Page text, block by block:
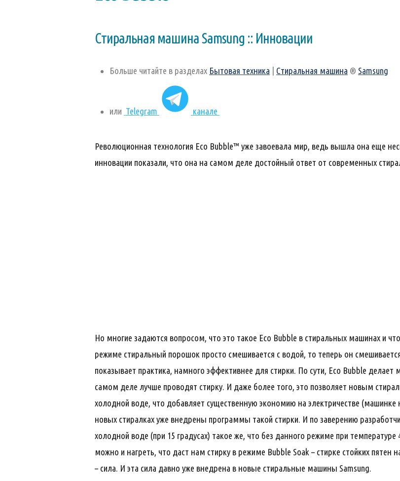
Стиральная машина Samsung :: Инновации
Больше читайте в разделах Бытовая техника Стиральная машина ® Samsung
или Telegram канале
Революционная технология Eco Bubble™ уже завоевала мир, ведь вышла она еще
инновации показали, что она на самом деле достойный ответ от современных
Но многие задаются вопросом, что это такое Eco Bubble в стиральных машинах и
режиме стиральный порошок просто смешивается с водой, то теперь он
показывает практика, намного эффективнее для стирки. По сути, Eco Bubble
самом деле лучше проводят стирку. И даже более того, это позволяет новым
холодной воде, что добавляет существенную экономию на электричестве (машинке
новых стиралках уже внедрены программы такой стирки. И по заверению
холодной воде (при 15 градусах) такое же, что без данного режиме при
можно и нагреть, что даст нам стирку в режиме Bubble Soak – стирке стойких пятен
– сила. И эта сила давно уже внедрена в новые стиральные машины Samsung.